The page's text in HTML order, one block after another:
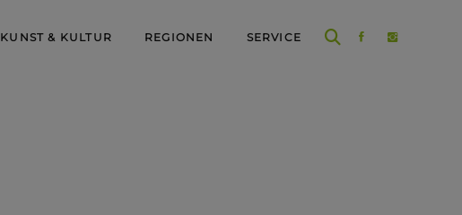
KUNST & KULTUR REGIONEN SERVICE